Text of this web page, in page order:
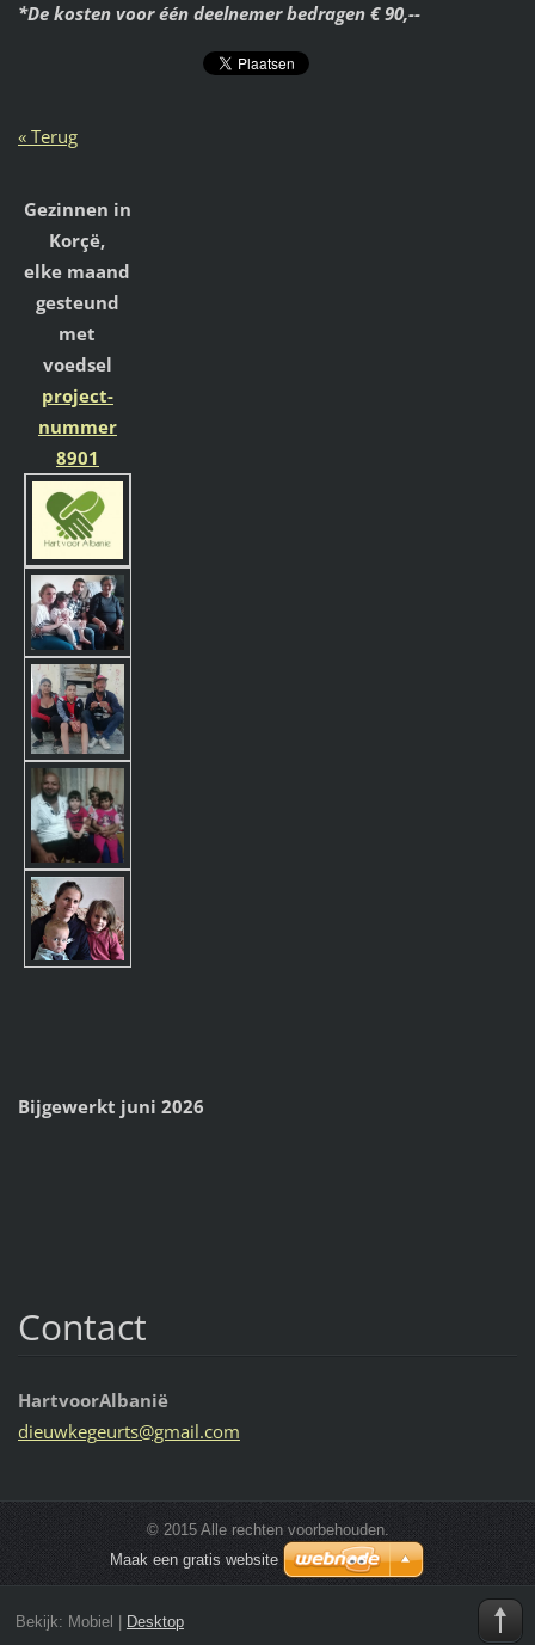
*De kosten voor één deelnemer bedragen € 90,--
« Terug
Gezinnen in
Korçë,
elke maand
gesteund
met
voedsel
project-
nummer
8901
Bijgewerkt juni 2026
Contact
HartvoorAlbanië
dieuwkegeurts@gmail.com
© 2015 Alle rechten voorbehouden.
Maak een gratis website
Bekijk: Mobiel Desktop